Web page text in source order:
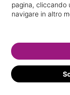
pagina, cliccando
navigare in altro